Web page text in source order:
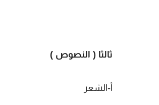
ثالثا ( النصوص )
أ-الشعر